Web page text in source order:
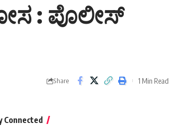
: ಪೊಲೀಸ್
Share 1 Min Read
Connected